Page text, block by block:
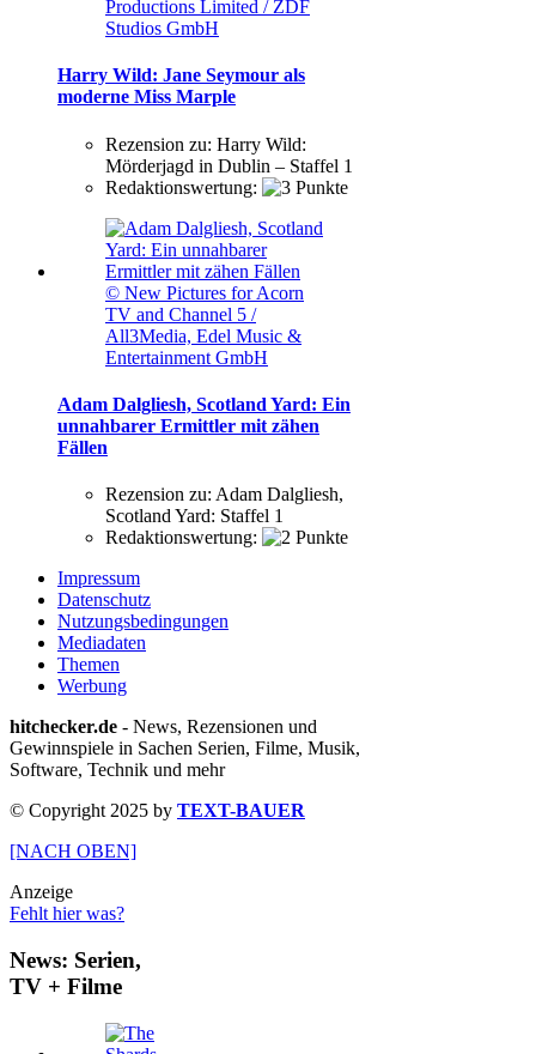
Productions Limited / ZDF
Studios GmbH
Harry Wild: Jane Seymour als
moderne Miss Marple
Rezension zu: Harry Wild:
Mörderjagd in Dublin – Staffel 1
Redaktionswertung:
© New Pictures for Acorn
TV and Channel 5 /
All3Media, Edel Music &
Entertainment GmbH
Adam Dalgliesh, Scotland Yard: Ein
unnahbarer Ermittler mit zähen
Fällen
Rezension zu: Adam Dalgliesh,
Scotland Yard: Staffel 1
Redaktionswertung:
Impressum
Datenschutz
Nutzungsbedingungen
Mediadaten
Themen
Werbung
hitchecker.de - News, Rezensionen und
Gewinnspiele in Sachen Serien, Filme, Musik,
Software, Technik und mehr
© Copyright 2025 by TEXT-BAUER
[NACH OBEN]
Anzeige
Fehlt hier was?
News: Serien,
TV + Filme